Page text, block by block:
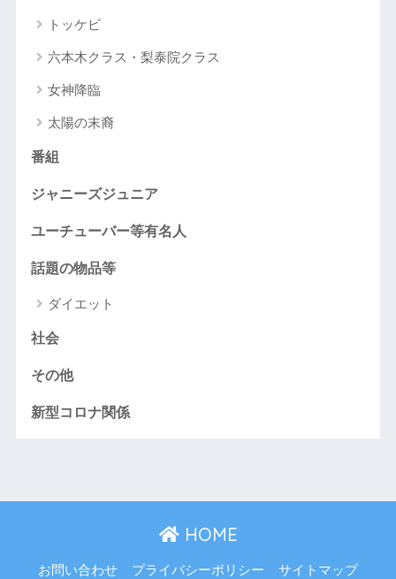
トッケビ
六本木クラス・梨泰院クラス
女神降臨
太陽の末裔
番組
ジャニーズジュニア
ユーチューバー等有名人
話題の物品等
ダイエット
社会
その他
新型コロナ関係
HOME
お問い合わせ プライバシーポリシー サイトマップ